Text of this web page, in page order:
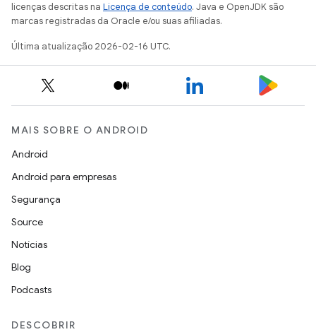
licenças descritas na Licença de conteúdo. Java e OpenJDK são
marcas registradas da Oracle e/ou suas afiliadas.
Última atualização 2026-02-16 UTC.
MAIS SOBRE O ANDROID
Android
Android para empresas
Segurança
Source
Notícias
Blog
Podcasts
DESCOBRIR